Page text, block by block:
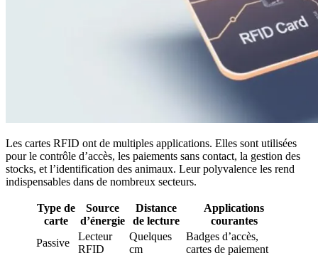
Les cartes RFID ont de multiples applications. Elles sont utilisées
pour le contrôle d’accès, les paiements sans contact, la gestion des
stocks, et l’identification des animaux. Leur polyvalence les rend
indispensables dans de nombreux secteurs.
Type de
carte
Source
d’énergie
Distance
de lecture
Applications
courantes
Passive
Lecteur
RFID
Quelques
cm
Badges d’accès,
cartes de paiement